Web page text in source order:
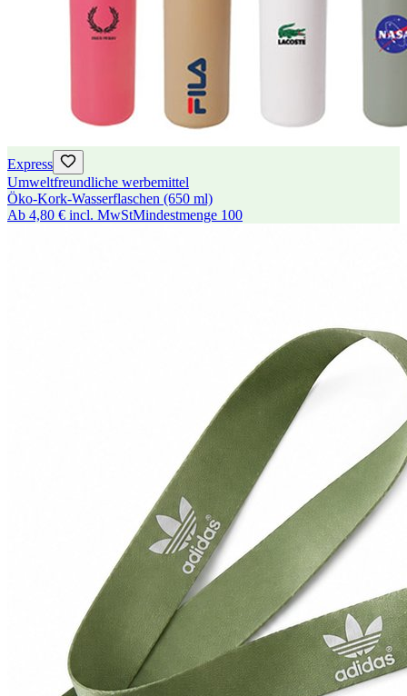
Express
Umweltfreundliche werbemittel
Öko-Kork-Wasserflaschen (650 ml)
Ab 4,80 € incl. MwStMindestmenge 100